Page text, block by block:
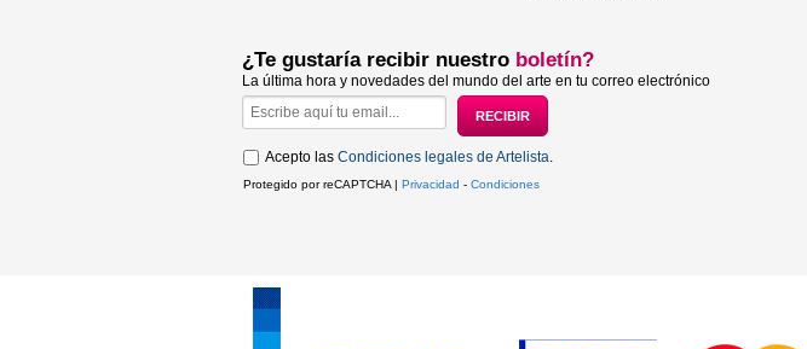
¿Te gustaría recibir nuestro boletín?
La última hora y novedades del mundo del arte en tu correo electrónico
Acepto las Condiciones legales de Artelista.
Protegido por reCAPTCHA | Privacidad - Condiciones